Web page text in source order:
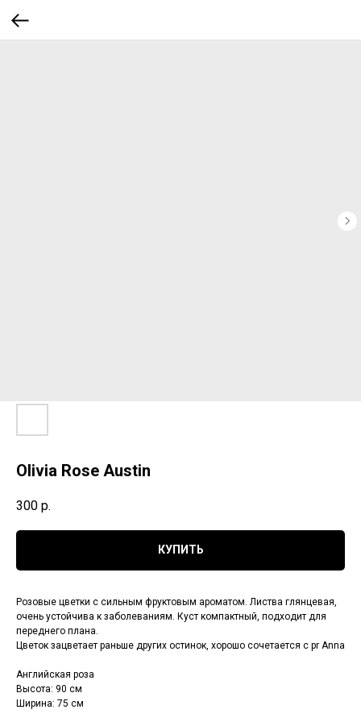
Olivia Rose Austin
300 р.
КУПИТЬ
Розовые цветки с сильным фруктовым ароматом. Листва глянцевая,
очень устойчива к заболеваниям. Куст компактный, подходит для
переднего плана.
Цветок зацветает раньше других остинок, хорошо сочетается с pr Anna
Английская роза
Высота: 90 см
Ширина: 75 см